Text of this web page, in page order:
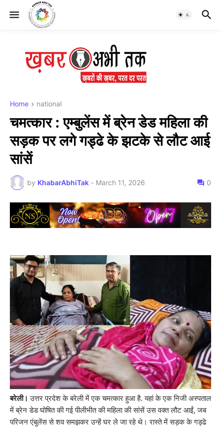
Home national
चमत्कार : एम्बुलेंस में ब्रेन डेड महिला की
सड़क पर लगे गड्ढे के झटके से लौट आई
सांसें
by KhabarAbhiTak - March 11, 2026 0
बरेली। उत्तर प्रदेश के बरेली में एक चमत्कार हुआ है. यहां के एक निजी अस्पताल
में ब्रेन डेड घोषित की गई पीलीभीत की महिला की सांसें उस वक्त लौट आईं, जब
परिजन एंबुलेंस से शव समझकर उन्हें घर ले जा रहे थे। रास्ते में सड़क के गड्ढे